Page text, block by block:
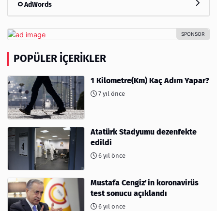
AdWords
POPÜLER İÇERIKLER
1 Kilometre(Km) Kaç Adım Yapar?
7 yıl önce
Atatürk Stadyumu dezenfekte
edildi
6 yıl önce
Mustafa Cengiz'in koronavirüs
test sonucu açıklandı
6 yıl önce